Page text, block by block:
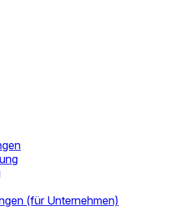
(für Unternehmen)